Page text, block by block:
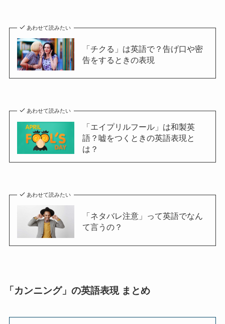
あわせて読みたい
「チクる」は英語で？告げ口や密
告をするときの表現
あわせて読みたい
「エイプリルフール」は和製英
語？嘘をつくときの英語表現と
は？
あわせて読みたい
「ネタバレ注意」って英語でなん
て言うの？
「カンニング」の英語表現 まとめ